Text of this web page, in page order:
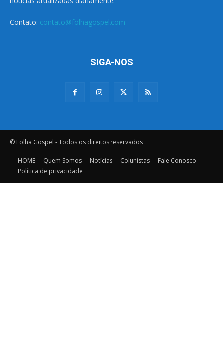
Contato: contato@folhagospel.com
SIGA-NOS
© Folha Gospel - Todos os direitos reservados
HOME Quem Somos Notícias Colunistas
Fale Conosco
Política de privacidade